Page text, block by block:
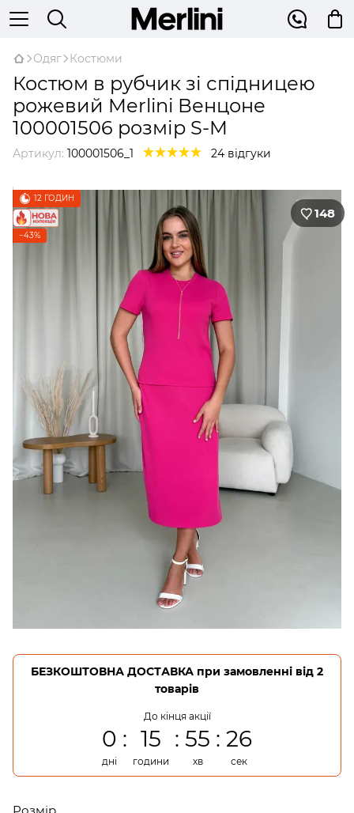
Одяг Костюми
Костюм в рубчик зі спідницею
рожевий Merlini Венцоне
100001506 розмір S-M
Артикул: 100001506_1 24 відгуки
12 ГОДИН
−43%
148
БЕЗКОШТОВНА ДОСТАВКА при замовленні від 2
товарів
До кінця акції
0
дні
15
години
55
хв
26
сек
Розмір